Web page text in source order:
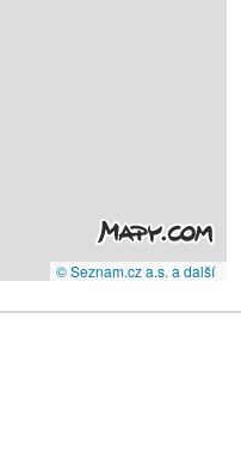
© Seznam.cz a.s. a další